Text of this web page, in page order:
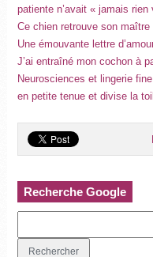
patiente n’avait « jamais rien
Ce chien retrouve son
Une émouvante lettre
J’ai entraîné mon cochon à
Neurosciences et lingerie
en petite tenue et divise la
Recherche Google